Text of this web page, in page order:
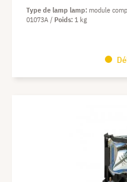
SP61L6HX - Module
01073A)
Type de lamp lamp module
01073A
Poids 1 kg